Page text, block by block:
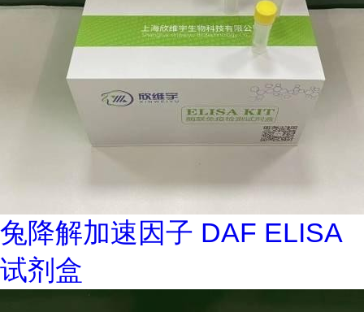
兔降解加速因子 DAF ELISA
试剂盒